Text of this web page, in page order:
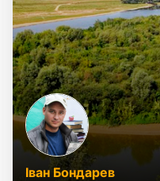
Іван Бондарев